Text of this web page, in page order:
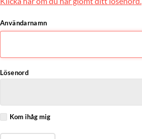
Användarnamn
Lösenord
Kom ihåg mig